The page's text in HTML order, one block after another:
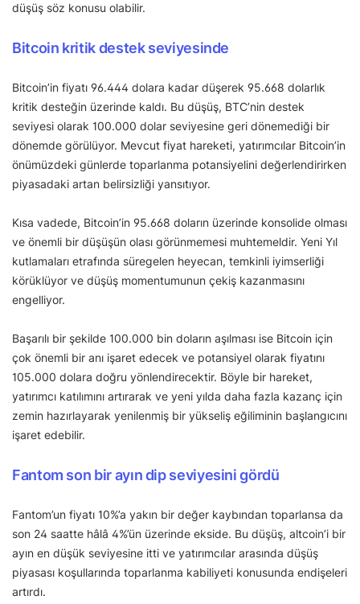
düşüş söz konusu olabilir.
Bitcoin kritik destek seviyesinde
Bitcoin’in fiyatı 96.444 dolara kadar düşerek 95.668 dolarlık
kritik desteğin üzerinde kaldı. Bu düşüş, BTC’nin destek
seviyesi olarak 100.000 dolar seviyesine geri dönemediği bir
dönemde görülüyor. Mevcut fiyat hareketi, yatırımcılar Bitcoin’in
önümüzdeki günlerde toparlanma potansiyelini değerlendirirken
piyasadaki artan belirsizliği yansıtıyor.
Kısa vadede, Bitcoin’in 95.668 doların üzerinde konsolide olması
ve önemli bir düşüşün olası görünmemesi muhtemeldir. Yeni Yıl
kutlamaları etrafında süregelen heyecan, temkinli iyimserliği
körüklüyor ve düşüş momentumunun çekiş kazanmasını
engelliyor.
Başarılı bir şekilde 100.000 bin doların aşılması ise Bitcoin için
çok önemli bir anı işaret edecek ve potansiyel olarak fiyatını
105.000 dolara doğru yönlendirecektir. Böyle bir hareket,
yatırımcı katılımını artırarak ve yeni yılda daha fazla kazanç için
zemin hazırlayarak yenilenmiş bir yükseliş eğiliminin başlangıcını
işaret edebilir.
Fantom son bir ayın dip seviyesini gördü
Fantom’un fiyatı 10%’a yakın bir değer kaybından toparlansa da
son 24 saatte hâlâ 4%’ün üzerinde ekside. Bu düşüş, altcoin’i bir
ayın en düşük seviyesine itti ve yatırımcılar arasında düşüş
piyasası koşullarında toparlanma kabiliyeti konusunda endişeleri
artırdı.